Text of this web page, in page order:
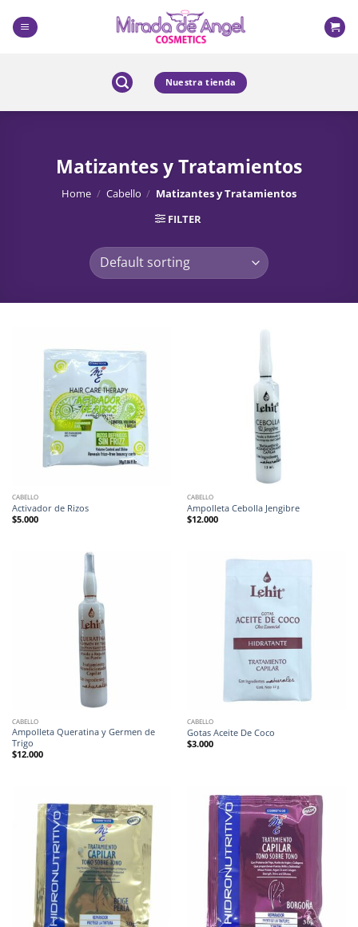
content
Nuestra tienda
Matizantes y Tratamientos
Home / Cabello / Matizantes y Tratamientos
FILTER
CABELLO
Activador de Rizos
$5.000
CABELLO
Ampolleta Cebolla Jengibre
$12.000
CABELLO
Ampolleta Queratina y Germen de
Trigo
$12.000
CABELLO
Gotas Aceite De Coco
$3.000